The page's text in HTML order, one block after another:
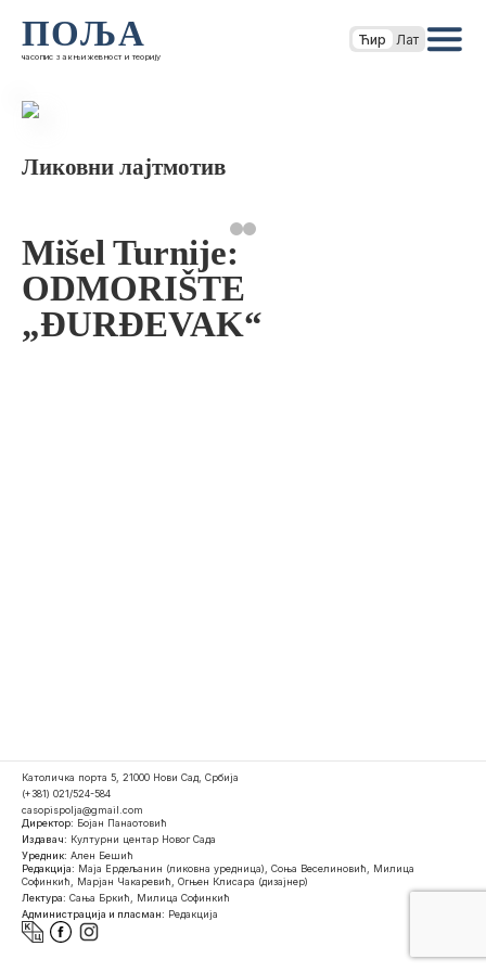
ПОЉА
часопис за књижевност и теорију
Ћир Лат
Ликовни лајтмотив
Mišel Turnije:
ODMORIŠTE
„ĐURĐEVAK“
Католичка порта 5, 21000 Нови Сад, Србија
(+381) 021/524-584
casopispolja@gmail.com
Директор: Бојан Панаотовић
Издавач: Културни центар Новог Сада
Уредник: Ален Бешић
Редакција: Маја Ердељанин (ликовна уредница), Соња Веселиновић, Милица
Софинкић, Марјан Чакаревић, Огњен Клисара (дизајнер)
Лектура: Сања Бркић, Милица Софинкић
Администрација и пласман: Редакција